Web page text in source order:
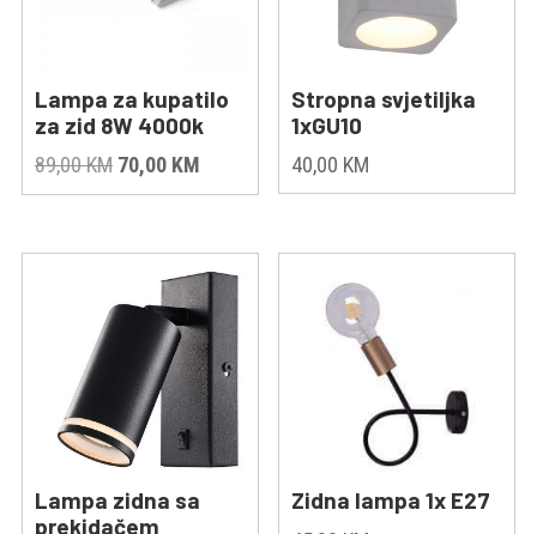
Lampa za kupatilo
za zid 8W 4000k
89,00KM Original
price
89,00 KM.
70,00 KMCurrent
price
70,00 KM.
Stropna svjetiljka
1xGU10
40,00 KM
Lampa zidna sa
prekidačem
Zidna lampa 1x E27